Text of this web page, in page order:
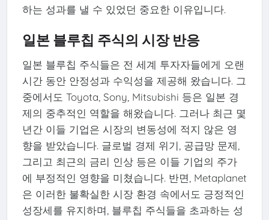
하는 성과를 낼 수 있었던 중요한 이유입니다.
일본 블루칩 주식의 시장 반응
일본 블루칩 주식들은 전 세계 투자자들에게 오랜
시간 동안 안정성과 수익성을 제공해 왔습니다. 그
중에서도 Toyota, Sony, Mitsubishi 등은 일본 경
제의 중추적인 역할을 해왔습니다. 그러나 최근 몇
년간 이들 기업은 시장의 변동성에 적지 않은 영
향을 받았습니다. 글로벌 경제 위기, 공급망 문제,
그리고 최근의 금리 인상 등은 이들 기업의 주가
에 부정적인 영향을 미쳤습니다. 반면, Metaplanet
은 이러한 불확실한 시장 환경 속에서도 긍정적인
성장세를 유지하며, 블루칩 주식들을 초과하는 성